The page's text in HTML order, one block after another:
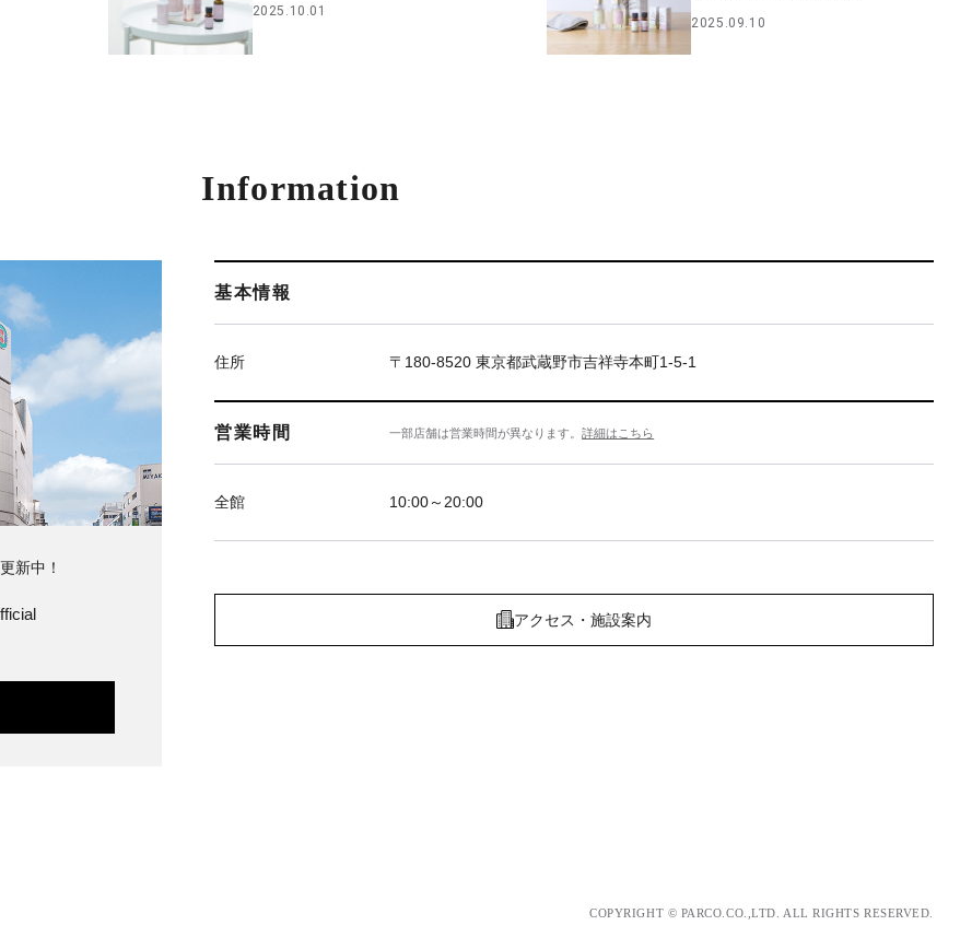
2025.10.01
2025.09.10
Information
基本情報
住所 〒180-8520 東京都武蔵野市吉祥寺本町1-5-1
営業時間 一部店舗は営業時間が異なります。詳細はこちら
全館 10:00～20:00
アクセス・施設案内
新中！
COPYRIGHT © PARCO.CO.,LTD. ALL RIGHTS RESERVED.